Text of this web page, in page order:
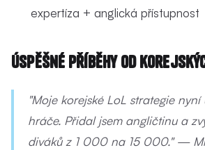
expertíza + anglická přístupnost
Úspěšné příběhy od
"Moje korejské LoL strategie
hráče. Přidal jsem angličtinu a
diváků z 1 000 na 15 000." —